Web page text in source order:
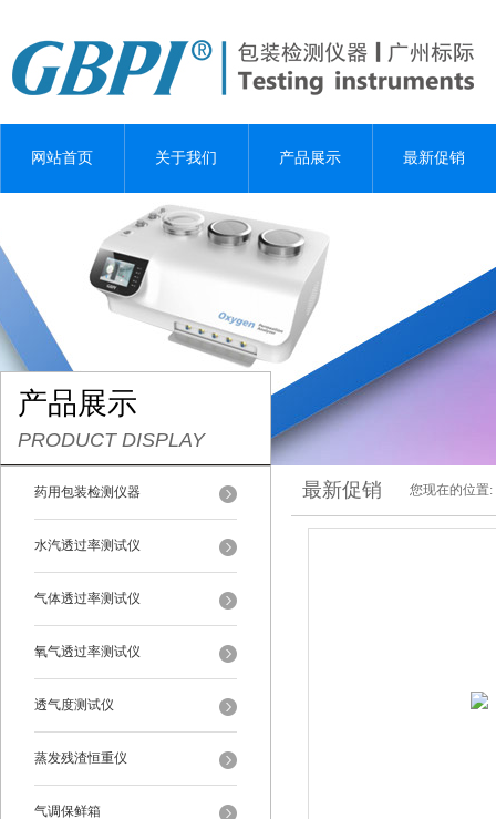
网站首页 关于我们 产品展示 最新促销
产品展示
PRODUCT DISPLAY
药用包装检测仪器
水汽透过率测试仪
气体透过率测试仪
氧气透过率测试仪
透气度测试仪
蒸发残渣恒重仪
气调保鲜箱
最新促销 您现在的位置: